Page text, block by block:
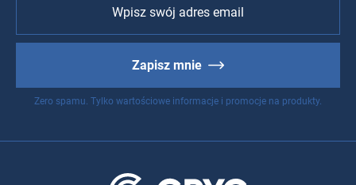
Zapisz mnie
Zero spamu. Tylko wartościowe informacje i promocje na produkty.